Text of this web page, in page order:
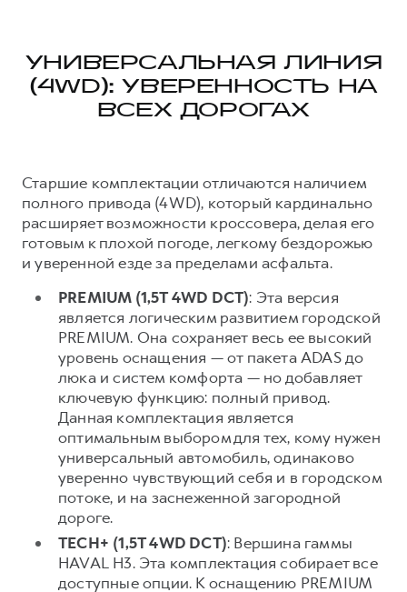
УНИВЕРСАЛЬНАЯ ЛИНИЯ
(4WD): УВЕРЕННОСТЬ НА
ВСЕХ ДОРОГАХ
Старшие комплектации отличаются наличием
полного привода (4WD), который кардинально
расширяет возможности кроссовера, делая его
готовым к плохой погоде, легкому бездорожью
и уверенной езде за пределами асфальта.
PREMIUM (1,5T 4WD DCT): Эта версия
является логическим развитием городской
PREMIUM. Она сохраняет весь ее высокий
уровень оснащения — от пакета ADAS до
люка и систем комфорта — но добавляет
ключевую функцию: полный привод.
Данная комплектация является
оптимальным выбором для тех, кому нужен
универсальный автомобиль, одинаково
уверенно чувствующий себя и в городском
потоке, и на заснеженной загородной
дороге.
TECH+ (1,5T 4WD DCT): Вершина гаммы
HAVAL H3. Эта комплектация собирает все
доступные опции. К оснащению PREMIUM